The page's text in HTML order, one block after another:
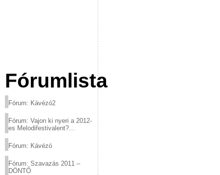
Fórumlista
Fórum: Kávézó2
Fórum: Vajon ki nyeri a 2012-
es Melodifestivalent?
Fórum: Kávézó
Fórum: Szavazás 2011 –
DÖNTŐ